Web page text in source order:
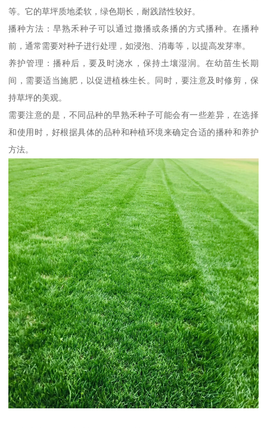
等。它的草坪质地柔软，绿色期长，耐践踏性较好。
播种方法：早熟禾种子可以通过撒播或条播的方式播种。在播种
前，通常需要对种子进行处理，如浸泡、消毒等，以提高发芽率。
养护管理：播种后，要及时浇水，保持土壤湿润。在幼苗生长期
间，需要适当施肥，以促进植株生长。同时，要注意及时修剪，保
持草坪的美观。
需要注意的是，不同品种的早熟禾种子可能会有一些差异，在选择
和使用时，好根据具体的品种和种植环境来确定合适的播种和养护
方法。